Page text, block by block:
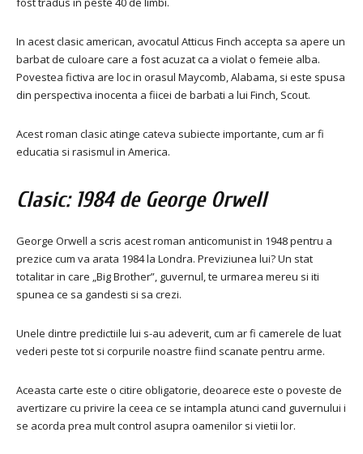
In acest clasic american, avocatul Atticus Finch accepta sa apere un
barbat de culoare care a fost acuzat ca a violat o femeie alba.
Povestea fictiva are loc in orasul Maycomb, Alabama, si este spusa
din perspectiva inocenta a fiicei de barbati a lui Finch, Scout.
Acest roman clasic atinge cateva subiecte importante, cum ar fi
educatia si rasismul in America.
Clasic: 1984 de George Orwell
George Orwell a scris acest roman anticomunist in 1948 pentru a
prezice cum va arata 1984 la Londra. Previziunea lui? Un stat
totalitar in care „Big Brother”, guvernul, te urmarea mereu si iti
spunea ce sa gandesti si sa crezi.
Unele dintre predictiile lui s-au adeverit, cum ar fi camerele de luat
vederi peste tot si corpurile noastre fiind scanate pentru arme.
Aceasta carte este o citire obligatorie, deoarece este o poveste de
avertizare cu privire la ceea ce se intampla atunci cand guvernului i
se acorda prea mult control asupra oamenilor si vietii lor.